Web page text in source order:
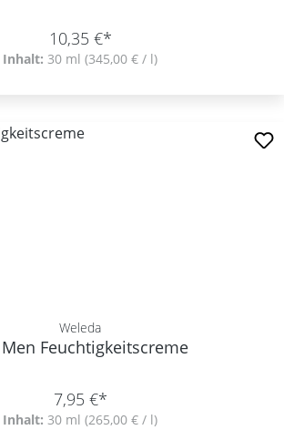
10,35 €*
Inhalt: 30 ml (345,00 € / l)
Weleda
Feuchtigkeitscreme
7,95 €*
Inhalt: 30 ml (265,00 € / l)